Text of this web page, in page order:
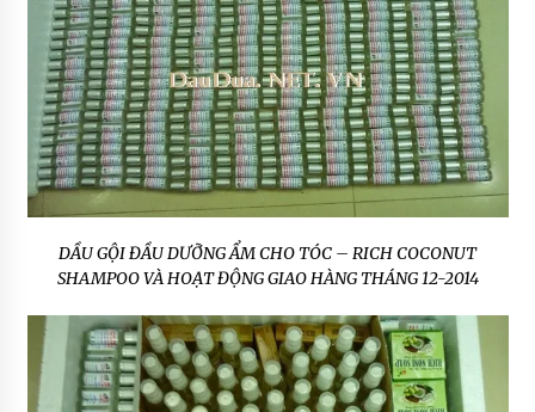
DẦU GỘI ĐẦU DƯỠNG ẨM CHO TÓC – RICH COCONUT
SHAMPOO VÀ HOẠT ĐỘNG GIAO HÀNG THÁNG 12-2014